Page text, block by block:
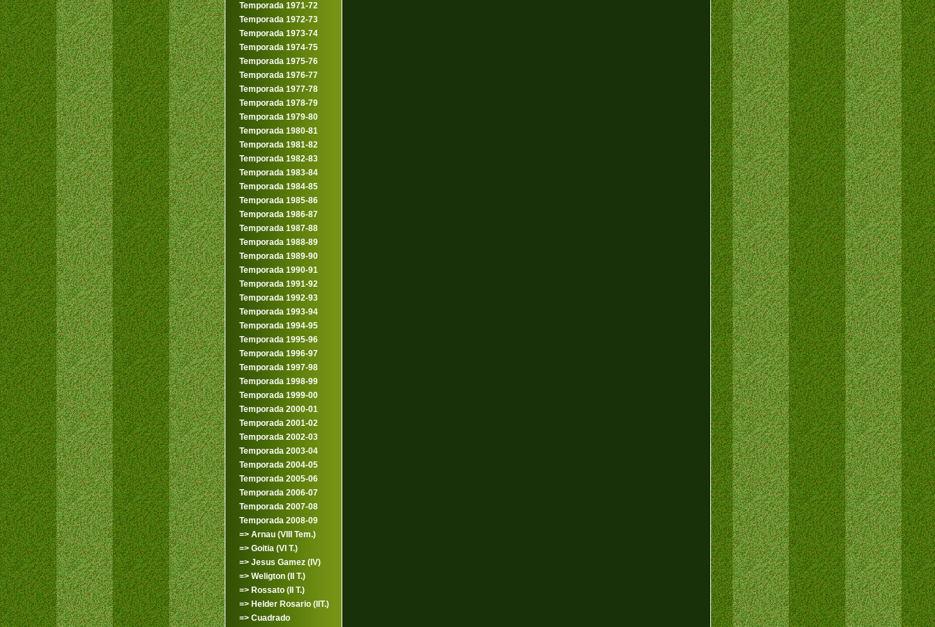
Temporada 1971-72
Temporada 1972-73
Temporada 1973-74
Temporada 1974-75
Temporada 1975-76
Temporada 1976-77
Temporada 1977-78
Temporada 1978-79
Temporada 1979-80
Temporada 1980-81
Temporada 1981-82
Temporada 1982-83
Temporada 1983-84
Temporada 1984-85
Temporada 1985-86
Temporada 1986-87
Temporada 1987-88
Temporada 1988-89
Temporada 1989-90
Temporada 1990-91
Temporada 1991-92
Temporada 1992-93
Temporada 1993-94
Temporada 1994-95
Temporada 1995-96
Temporada 1996-97
Temporada 1997-98
Temporada 1998-99
Temporada 1999-00
Temporada 2000-01
Temporada 2001-02
Temporada 2002-03
Temporada 2003-04
Temporada 2004-05
Temporada 2005-06
Temporada 2006-07
Temporada 2007-08
Temporada 2008-09
=> Arnau (VIII Tem.)
=> Goitia (VI T.)
=> Jesus Gamez (IV)
=> Weligton (II T.)
=> Rossato (II T.)
=> Helder Rosario (IIT.)
=> Cuadrado